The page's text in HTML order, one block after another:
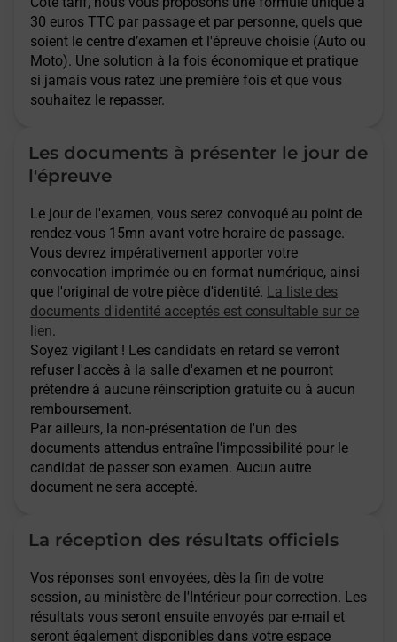
30 euros TTC par passage et par personne, quels que
soient le centre d’examen et l'épreuve choisie (Auto ou
Moto). Une solution à la fois économique et pratique
si jamais vous ratez une première fois et que vous
souhaitez le repasser.
Les documents à présenter le jour de
l'épreuve
Le jour de l'examen, vous serez convoqué au point de
rendez-vous 15mn avant votre horaire de passage.
Vous devrez impérativement apporter votre
convocation imprimée ou en format numérique, ainsi
que l'original de votre pièce d'identité. La liste des
documents d'identité acceptés est consultable sur ce
lien.
Soyez vigilant ! Les candidats en retard se verront
refuser l'accès à la salle d'examen et ne pourront
prétendre à aucune réinscription gratuite ou à aucun
remboursement.
Par ailleurs, la non-présentation de l'un des
documents attendus entraîne l'impossibilité pour le
candidat de passer son examen. Aucun autre
document ne sera accepté.
La réception des résultats officiels
Vos réponses sont envoyées, dès la fin de votre
session, au ministère de l'Intérieur pour correction. Les
résultats vous seront ensuite envoyés par e-mail et
seront également disponibles dans votre espace